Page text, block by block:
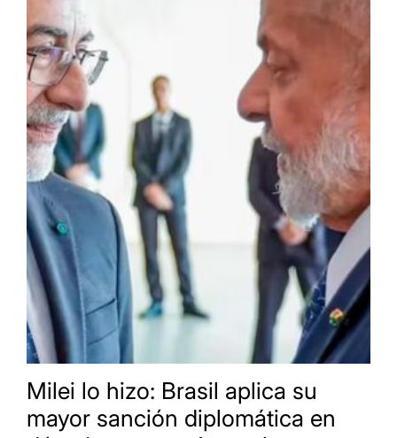
Milei lo hizo: Brasil aplica su
mayor sanción diplomática en